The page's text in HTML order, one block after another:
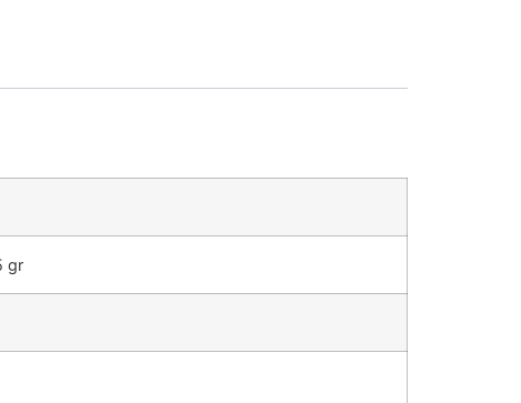
gr